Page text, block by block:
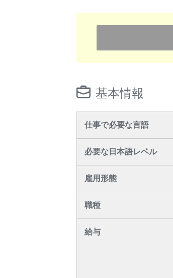
基本情報
仕事で必要な言語
必要な日本語レベル
雇用形態
職種
給与